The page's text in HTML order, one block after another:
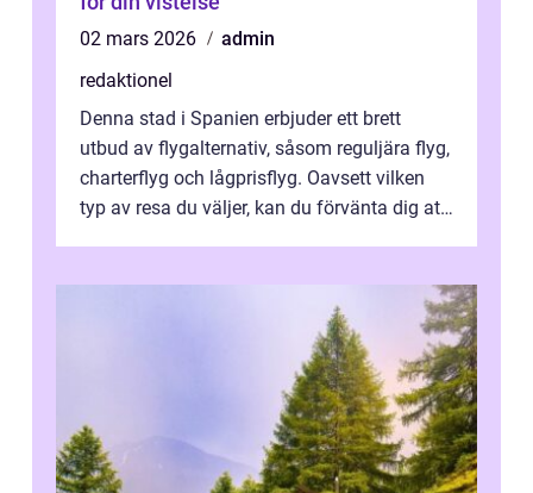
02 mars 2026
admin
redaktionel
Denna stad i Spanien erbjuder ett brett
utbud av flygalternativ, såsom reguljära flyg,
charterflyg och lågprisflyg. Oavsett vilken
typ av resa du väljer, kan du förvänta dig att